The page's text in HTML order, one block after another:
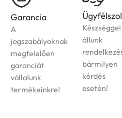
Ügyfélszolgálat
Készséggel
állunk
rendelkezésre
bármilyen
kérdés
esetén!
Legtöbb
készleten
tartjuk,
ezzel
lerövidítve